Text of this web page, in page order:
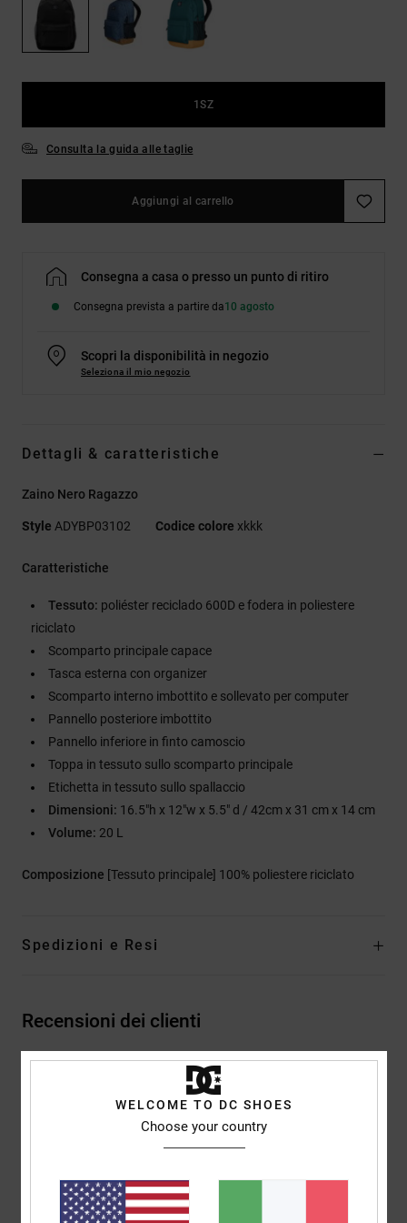
risposte
alle
domande
frequenti e
modulo di
contatto.
Consulta
le FAQ
1SZ
Consulta la guida alle taglie
Aggiungi al carrello
Consegna a casa o presso un punto di ritiro
Consegna prevista a partire da10 agosto
Scopri la disponibilità in negozio
Seleziona il mio negozio
Dettagli & caratteristiche
Zaino Nero Ragazzo
Style ADYBP03102 Codice colore xkkk
Caratteristiche
Tessuto: poliéster reciclado 600D e fodera in poliestere
riciclato
Scomparto principale capace
Tasca esterna con organizer
Scomparto interno imbottito e sollevato per computer
Pannello posteriore imbottito
Pannello inferiore in finto camoscio
Toppa in tessuto sullo scomparto principale
Etichetta in tessuto sullo spallaccio
Dimensioni: 16.5"h x 12"w x 5.5" d / 42cm x 31 cm x 14 cm
Volume: 20 L
Composizione [Tessuto principale] 100% poliestere riciclato
Spedizioni e Resi
Recensioni dei clienti
Punteggio medio
5.0/5
basato su2 recensioni verificate
Il 50% dei nostri clienti consiglia questo prodotto
WELCOME TO DC SHOES
Choose your country